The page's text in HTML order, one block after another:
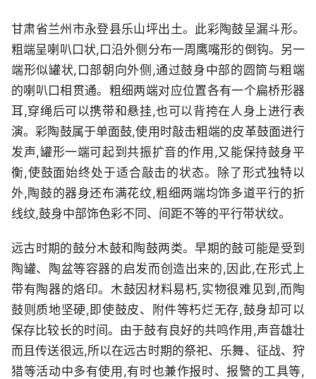
甘肃省兰州市永登县乐山坪出土。此彩陶鼓呈漏斗形。
粗端呈喇叭口状,口沿外侧分布一周鹰嘴形的倒钩。另一
端形似罐状,口部朝向外侧,通过鼓身中部的圆筒与粗端
的喇叭口相贯通。粗细两端对应位置各有一个扁桥形器
耳,穿绳后可以携带和悬挂,也可以背挎在人身上进行表
演。彩陶鼓属于单面鼓,使用时敲击粗端的皮革鼓面进行
发声,罐形一端可起到共振扩音的作用,又能保持鼓身平
衡,使鼓面始终处于适合敲击的状态。除了形式独特以
外,陶鼓的器身还布满花纹,粗细两端均饰多道平行的折
线纹,鼓身中部饰色彩不同、间距不等的平行带状纹。
远古时期的鼓分木鼓和陶鼓两类。早期的鼓可能是受到
陶罐、陶盆等容器的启发而创造出来的,因此,在形式上
带有陶器的烙印。木鼓因材料易朽,实物很难见到,而陶
鼓则质地坚硬,即使鼓皮、附件等朽烂无存,鼓身却可以
保存比较长的时间。由于鼓有良好的共鸣作用,声音雄壮
而且传送很远,所以在远古时期的祭祀、乐舞、征战、狩
猎等活动中多有使用,有时也兼作报时、报警的工具等,